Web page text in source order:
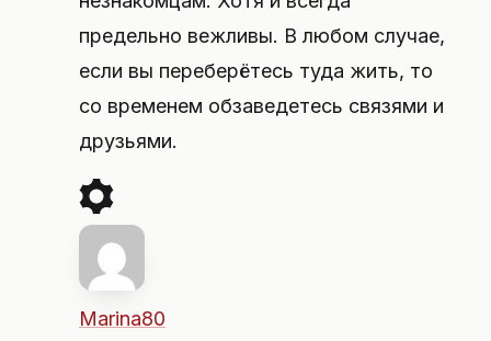
предельно вежливы. В любом случае,
если вы переберётесь туда жить, то
со временем обзаведетесь связями и
друзьями.
Marina80